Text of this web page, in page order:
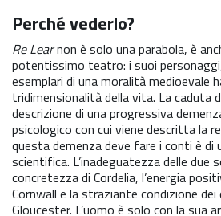
Perché vederlo?
Re Learnon è solo una parabola, è
potentissimo teatro: i suoi
esemplari di una moralità medioevale
tridimensionalità della vita. La caduta
descrizione di una progressiva
psicologico con cui viene descritta la
questa demenza deve fare i conti è di
scientifica. L’inadeguatezza delle due
concretezza di Cordelia, l’energia
Cornwall e la straziante condizione
Gloucester. L’uomo è solo con la sua